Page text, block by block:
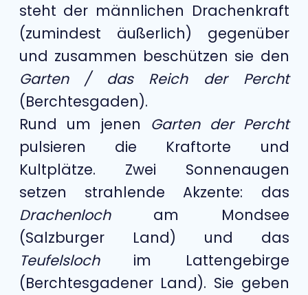
steht der männlichen Drachenkraft
(zumindest äußerlich) gegenüber
und zusammen beschützen sie den
Garten / das Reich der Percht
(Berchtesgaden).
Rund um jenen Garten der Percht
pulsieren die Kraftorte und
Kultplätze. Zwei Sonnenaugen
setzen strahlende Akzente: das
Drachenlocham Mondsee
(Salzburger Land) und das
Teufelslochim Lattengebirge
(Berchtesgadener Land). Sie geben